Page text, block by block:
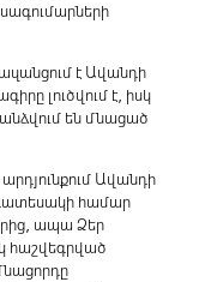
է Ավանդի
լուծվում է, իսկ
են մնացած
Ավանդի
համար
ապա Ձեր
հաշվեգրված